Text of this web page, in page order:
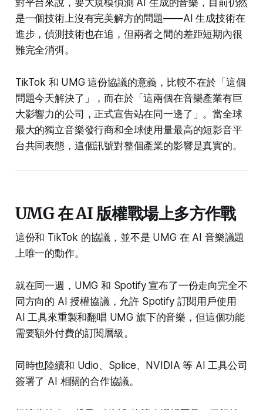
是一個技術上沒有完美解方的問題——AI 生成技術在
進步，偵測技術也在追，但兩者之間的差距短期內很
難完全消弭。
TikTok 和 UMG 這份協議的意義，比較不在於「這個
問題今天解決了」，而在於「這兩個在音樂產業有巨
大影響力的公司，正式宣告站在同一邊了」。當全球
最大的獨立音樂發行商和全球使用量最高的短影音平
台共同表態，這個訊號對整個產業的影響是真實的。
UMG 在 AI 版權戰場上多方作戰
這份和 TikTok 的協議，並不是 UMG 在 AI 音樂議題
上唯一的動作。
就在同一週，UMG 和 Spotify 宣布了一份走向完全不
同方向的 AI 授權協議，允許 Spotify 訂閱用戶使用
AI 工具來重製和翻唱 UMG 旗下的音樂，但這個功能
需要額外付費的訂閱層級。
同時也陸續和 Udio、Splice、NVIDIA 等 AI 工具公司
簽署了 AI 相關的合作協議。